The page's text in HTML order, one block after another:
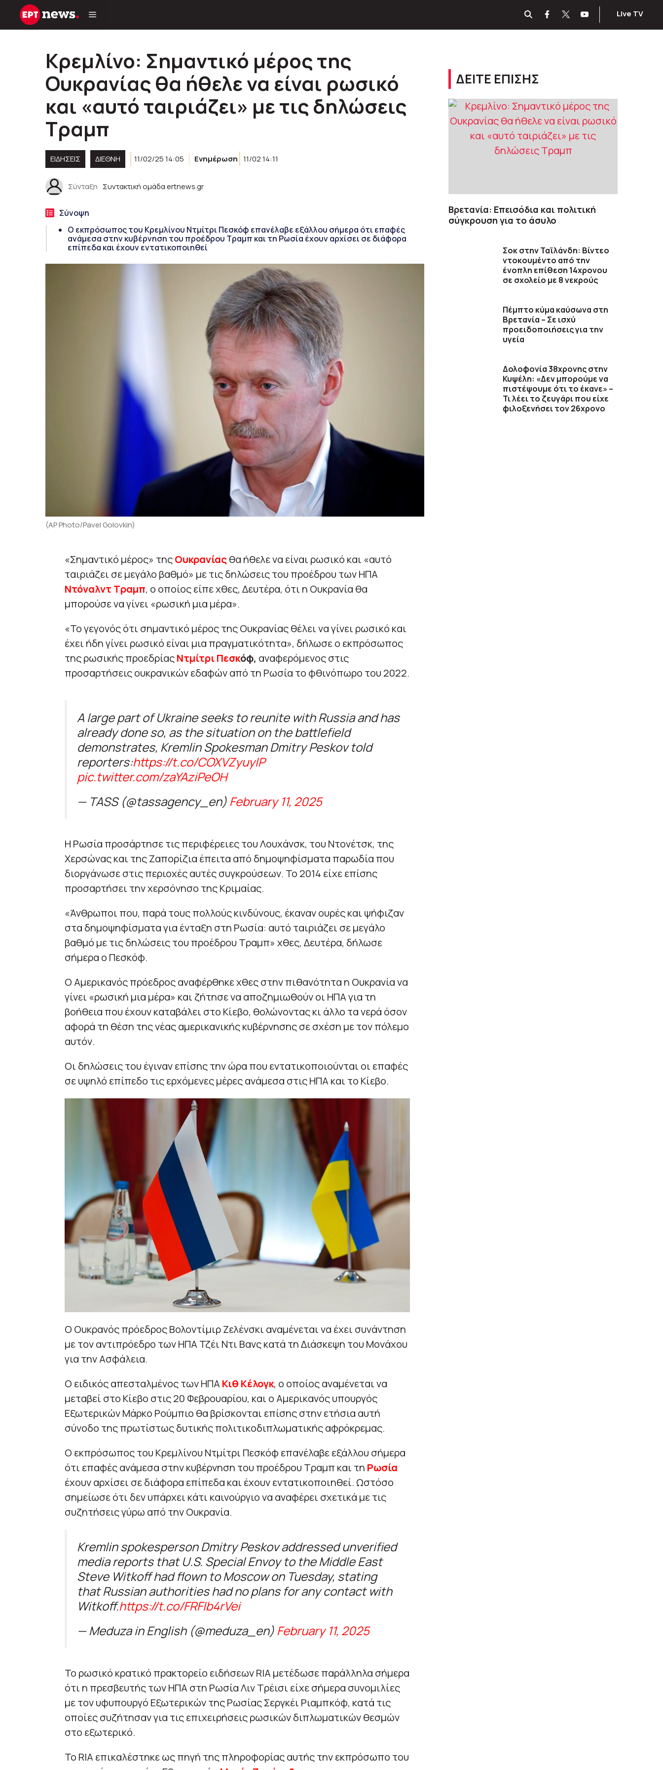
Μετάβαση
Live TV
Kρεμλίνο: Σημαντικό μέρος της
Ουκρανίας θα ήθελε να είναι ρωσικό
και «αυτό ταιριάζει» με τις δηλώσεις
Τραμπ
ΕΙΔΗΣΕΙΣ ΔΙΕΘΝΗ 11/02/25 14:05 Ενημέρωση 11/02 14:11
Σύνταξη Συντακτική ομάδα ertnews.gr
Σύνοψη
Ο εκπρόσωπος του Κρεμλίνου Ντμίτρι Πεσκόφ επανέλαβε εξάλλου σήμερα ότι επαφές
ανάμεσα στην κυβέρνηση του προέδρου Τραμπ και τη Ρωσία έχουν αρχίσει σε διάφορα
επίπεδα και έχουν εντατικοποιηθεί
(AP Photo/Pavel Golovkin)
«Σημαντικό μέρος» τηςΟυκρανίαςθα ήθελε να είναι ρωσικό και «αυτό
ταιριάζει σε μεγάλο βαθμό» με τις δηλώσεις του προέδρου των ΗΠΑ
Ντόναλντ Tραμπ, ο οποίος είπε χθες, Δευτέρα, ότι η Ουκρανία θα
μπορούσε να γίνει «ρωσική μια μέρα».
«Το γεγονός ότι σημαντικό μέρος της Ουκρανίας θέλει να γίνει ρωσικό και
έχει ήδη γίνει ρωσικό είναι μια πραγματικότητα», δήλωσε ο εκπρόσωπος
της ρωσικής προεδρίαςΝτμίτρι Πεσκόφ, αναφερόμενος στις
προσαρτήσεις ουκρανικών εδαφών από τη Ρωσία το φθινόπωρο του 2022.
A large part of Ukraine seeks to reunite with Russia and has
already done so, as the situation on the battlefield
demonstrates, Kremlin Spokesman Dmitry Peskov told
reporters:https://t.co/COXVZyuyIP
pic.twitter.com/zaYAziPeOH
— TASS (@tassagency_en)February 11, 2025
Η Ρωσία προσάρτησε τις περιφέρειες του Λουχάνσκ, του Ντονέτσκ, της
Χερσώνας και της Ζαπορίζια έπειτα από δημοψηφίσματα παρωδία που
διοργάνωσε στις περιοχές αυτές συγκρούσεων. Το 2014 είχε επίσης
προσαρτήσει την χερσόνησο της Κριμαίας.
«Άνθρωποι που, παρά τους πολλούς κινδύνους, έκαναν ουρές και ψήφιζαν
στα δημοψηφίσματα για ένταξη στη Ρωσία: αυτό ταιριάζει σε μεγάλο
βαθμό με τις δηλώσεις του προέδρου Τραμπ» χθες, Δευτέρα, δήλωσε
σήμερα ο Πεσκόφ.
Ο Αμερικανός πρόεδρος αναφέρθηκε χθες στην πιθανότητα η Ουκρανία να
γίνει «ρωσική μια μέρα» και ζήτησε να αποζημιωθούν οι ΗΠΑ για τη
βοήθεια που έχουν καταβάλει στο Κίεβο, θολώνοντας κι άλλο τα νερά όσον
αφορά τη θέση της νέας αμερικανικής κυβέρνησης σε σχέση με τον πόλεμο
αυτόν.
Οι δηλώσεις του έγιναν επίσης την ώρα που εντατικοποιούνται οι επαφές
σε υψηλό επίπεδο τις ερχόμενες μέρες ανάμεσα στις ΗΠΑ και το Κίεβο.
Ο Ουκρανός πρόεδρος Βολοντίμιρ Ζελένσκι αναμένεται να έχει συνάντηση
με τον αντιπρόεδρο των ΗΠΑ Τζέι Ντι Βανς κατά τη Διάσκεψη του Μονάχου
για την Ασφάλεια.
Ο ειδικός απεσταλμένος των ΗΠΑ Κιθ Κέλογκ, ο οποίος αναμένεται να
μεταβεί στο Κίεβο στις 20 Φεβρουαρίου, και ο Αμερικανός υπουργός
Εξωτερικών Μάρκο Ρούμπιο θα βρίσκονται επίσης στην ετήσια αυτή
σύνοδο της πρωτίστως δυτικής πολιτικοδιπλωματικής αφρόκρεμας.
Ο εκπρόσωπος του Κρεμλίνου Ντμίτρι Πεσκόφ επανέλαβε εξάλλου σήμερα
ότι επαφές ανάμεσα στην κυβέρνηση του προέδρου Τραμπ και τη Ρωσία
έχουν αρχίσει σε διάφορα επίπεδα και έχουν εντατικοποιηθεί. Ωστόσο
σημείωσε ότι δεν υπάρχει κάτι καινούργιο να αναφέρει σχετικά με τις
συζητήσεις γύρω από την Ουκρανία.
Kremlin spokesperson Dmitry Peskov addressed unverified
media reports that U.S. Special Envoy to the Middle East
Steve Witkoff had flown to Moscow on Tuesday, stating
that Russian authorities had no plans for any contact with
Witkoff.https://t.co/FRFIb4rVei
— Meduza in English (@meduza_en)February 11, 2025
Το ρωσικό κρατικό πρακτορείο ειδήσεων RIA μετέδωσε παράλληλα σήμερα
ότι η πρεσβευτής των ΗΠΑ στη Ρωσία Λιν Τρέισι είχε σήμερα συνομιλίες
με τον υφυπουργό Εξωτερικών της Ρωσίας Σεργκέι Ριαμπκόφ, κατά τις
οποίες συζήτησαν για τις επιχειρήσεις ρωσικών διπλωματικών θεσμών
στο εξωτερικό.
Το RIA επικαλέστηκε ως πηγή της πληροφορίας αυτής την εκπρόσωπο του
ΔΕΙΤΕ ΕΠΙΣΗΣ
Βρετανία: Επεισόδια και πολιτική
σύγκρουση για το άσυλο
Σοκ στην Ταϊλάνδη: Βίντεο
ντοκουμέντο από την
ένοπλη επίθεση 14χρονου
σε σχολείο με 8 νεκρούς
Πέμπτο κύμα καύσωνα στη
Βρετανία – Σε ισχύ
προειδοποιήσεις για την
υγεία
Δολοφονία 38χρονης στην
Κυψέλη: «Δεν μπορούμε να
πιστέψουμε ότι το έκανε» –
Τι λέει το ζευγάρι που είχε
φιλοξενήσει τον 26χρονο